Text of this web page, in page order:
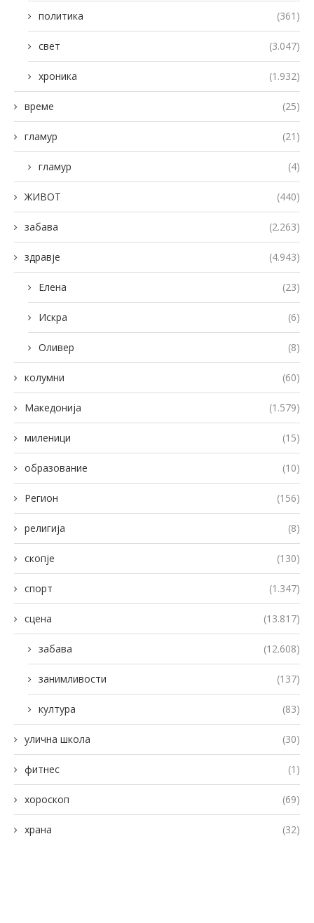
политика (361)
свет (3.047)
хроника (1.932)
време (25)
гламур (21)
гламур (4)
ЖИВОТ (440)
забава (2.263)
здравје (4.943)
Елена (23)
Искра (6)
Оливер (8)
колумни (60)
Македонија (1.579)
миленици (15)
образование (10)
Регион (156)
религија (8)
скопје (130)
спорт (1.347)
сцена (13.817)
забава (12.608)
занимливости (137)
култура (83)
улична школа (30)
фитнес (1)
хороскоп (69)
храна (32)